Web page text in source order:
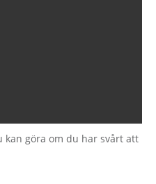
kan göra om du har svårt att